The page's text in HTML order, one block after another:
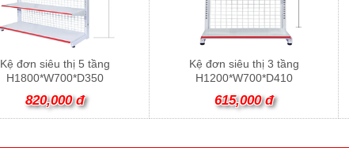
Kệ đơn siêu thị 5 tầng
H1800*W700*D350
820,000 đ
Kệ đơn siêu thị 3 tầng
H1200*W700*D410
615,000 đ